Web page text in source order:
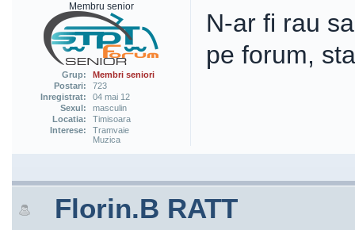
Membru senior
Grup:
Membri seniori
Postari:
723
Inregistrat:
04 mai 12
Sexul:
masculin
Locatia:
Timisoara
Interese:
Tramvaie
Muzica
N-ar fi rau
pe forum,
Florin.B RATT